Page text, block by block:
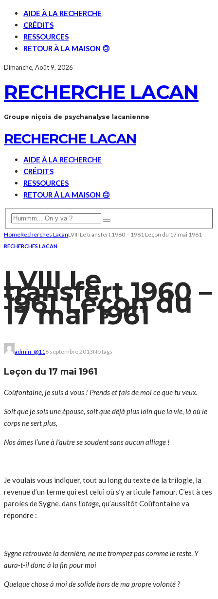
AIDE À LA RECHERCHE
CRÉDITS
RESSOURCES
RETOUR À LA MAISON 🙃
Dimanche, Août 9, 2026
RECHERCHE LACAN
Groupe niçois de psychanalyse lacanienne
RECHERCHE LACAN
AIDE À LA RECHERCHE
CRÉDITS
RESSOURCES
RETOUR À LA MAISON 🙃
HomeRecherches LacanLVIII Le transfert 1960 – 1961 Leçon du 17 mai 1961
RECHERCHES LACAN
LVIII Le
transfert 1960 –
1961 Leçon du
17 mai 1961
admin_@11 8 septembre 2013No tags
Leçon du 17 mai 1961
Coûfontaine, je suis à vous ! Prends et fais de moi ce que tu veux.
Soit que je sois une épouse, soit que déjà plus loin que la vie, là où le
corps ne sert plus,
Nos âmes l’une à l’autre se soudent sans aucun alliage !
Je voulais vous indiquer, tout au long du texte de la trilogie, la
revenue d’un terme qui est celui où s’y articule l’amour. C’est à ces
paroles de Sygne, dans L’otage, qu’aussitôt Coûfontaine va
répondre :
Sygne retrouvée la dernière, ne me trompez pas comme le reste. Y
aura-t-il donc à la fin pour moi
Quelque chose à moi de solide hors de ma propre volonté ?